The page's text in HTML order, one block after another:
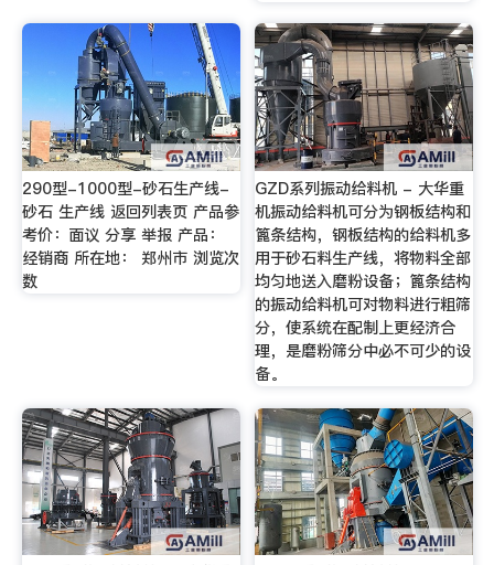
290型-1000型-砂石生产线-
砂石 生产线 返回列表页 产品参
考价：面议 分享 举报 产品：
经销商 所在地： 郑州市 浏览次
数
GZD系列振动给料机 - 大华重
机振动给料机可分为钢板结构和
篦条结构，钢板结构的给料机多
用于砂石料生产线，将物料全部
均匀地送入磨粉设备；篦条结构
的振动给料机可对物料进行粗筛
分，使系统在配制上更经济合
理，是磨粉筛分中必不可少的设
备。